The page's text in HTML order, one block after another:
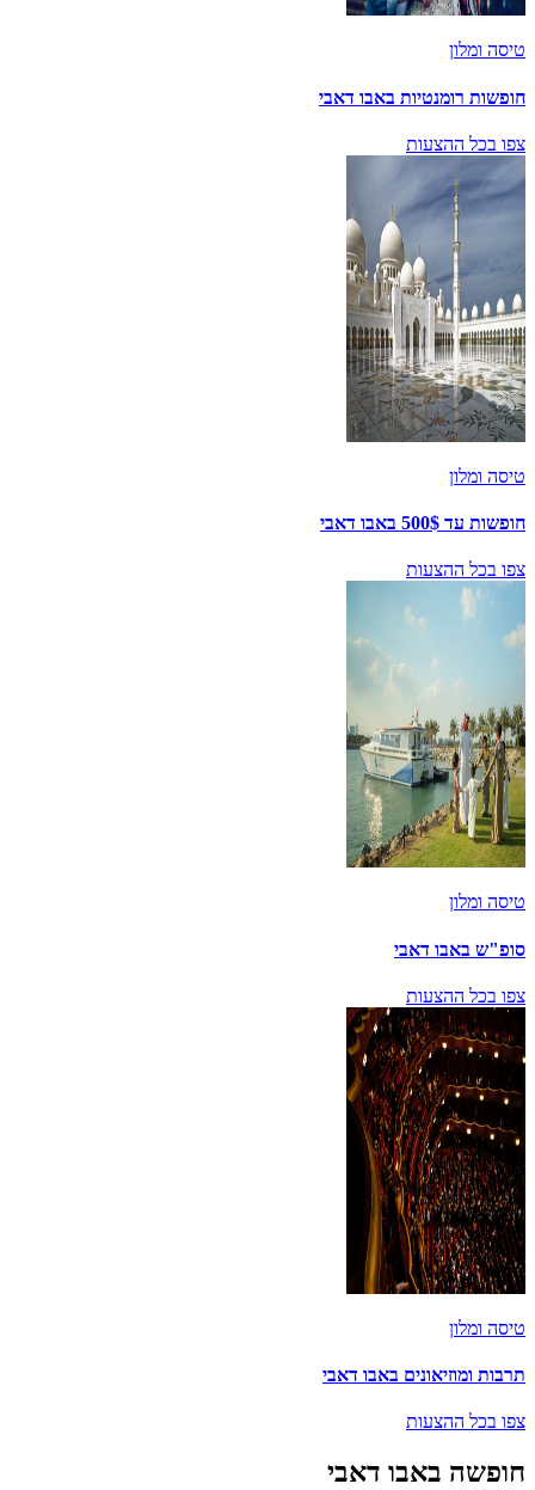
טיסה ומלון
חופשות רומנטיות באבו דאבי
צפו בכל ההצעות
טיסה ומלון
חופשות עד 500$ באבו דאבי
צפו בכל ההצעות
טיסה ומלון
סופ"ש באבו דאבי
צפו בכל ההצעות
טיסה ומלון
תרבות ומוזיאונים באבו דאבי
צפו בכל ההצעות
חופשה באבו דאבי